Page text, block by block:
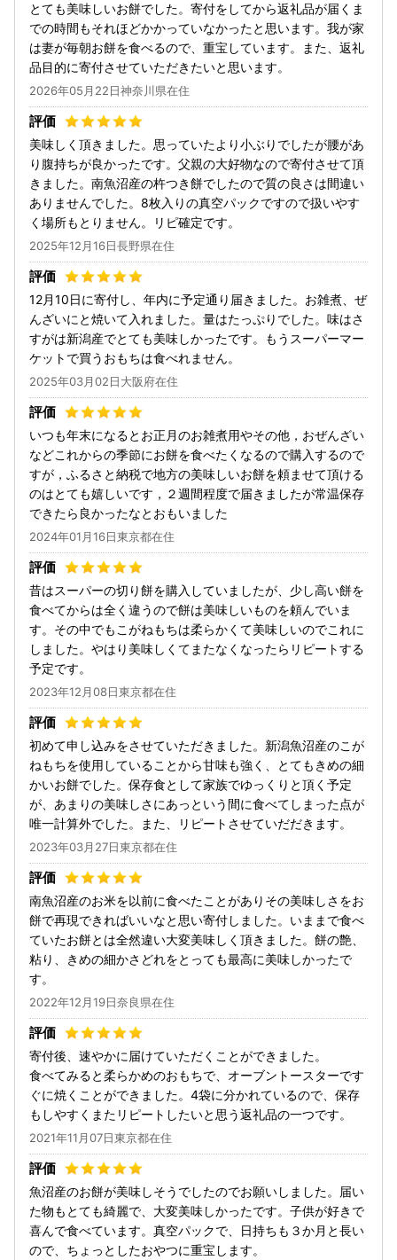
とても美味しいお餅でした。寄付をしてから返礼品が届くま
での時間もそれほどかかっていなかったと思います。我が家
は妻が毎朝お餅を食べるので、重宝しています。また、返礼
品目的に寄付させていただきたいと思います。
2026年05月22日神奈川県在住
美味しく頂きました。思っていたより小ぶりでしたが腰があ
り腹持ちが良かったです。父親の大好物なので寄付させて頂
きました。南魚沼産の杵つき餅でしたので質の良さは間違い
ありませんでした。8枚入りの真空パックですので扱いやす
く場所もとりません。リピ確定です。
2025年12月16日長野県在住
12月10日に寄付し、年内に予定通り届きました。お雑煮、ぜ
んざいにと焼いて入れました。量はたっぷりでした。味はさ
すがは新潟産でとても美味しかったです。もうスーパーマー
ケットで買うおもちは食べれません。
2025年03月02日大阪府在住
いつも年末になるとお正月のお雑煮用やその他，おぜんざい
などこれからの季節にお餅を食べたくなるので購入するので
すが，ふるさと納税で地方の美味しいお餅を頼ませて頂ける
のはとても嬉しいです，２週間程度で届きましたが常温保存
できたら良かったなとおもいました
2024年01月16日東京都在住
昔はスーパーの切り餅を購入していましたが、少し高い餅を
食べてからは全く違うので餅は美味しいものを頼んでいま
す。その中でもこがねもちは柔らかくて美味しいのでこれに
しました。やはり美味しくてまたなくなったらリピートする
予定です。
2023年12月08日東京都在住
初めて申し込みをさせていただきました。新潟魚沼産のこが
ねもちを使用していることから甘味も強く、とてもきめの細
かいお餅でした。保存食として家族でゆっくりと頂く予定
が、あまりの美味しさにあっという間に食べてしまった点が
唯一計算外でした。また、リピートさせていだだきます。
2023年03月27日東京都在住
南魚沼産のお米を以前に食べたことがありその美味しさをお
餅で再現できればいいなと思い寄付しました。いままで食べ
ていたお餅とは全然違い大変美味しく頂きました。餅の艶、
粘り、きめの細かさどれをとっても最高に美味しかったで
す。
2022年12月19日奈良県在住
寄付後、速やかに届けていただくことができました。
食べてみると柔らかめのおもちで、オーブントースターです
ぐに焼くことができました。4袋に分かれているので、保存
もしやすくまたリピートしたいと思う返礼品の一つです。
2021年11月07日東京都在住
魚沼産のお餅が美味しそうでしたのでお願いしました。届い
た物もとても綺麗で、大変美味しかったです。子供が好きで
喜んで食べています。真空パックで、日持ちも３か月と長い
ので、ちょっとしたおやつに重宝します。